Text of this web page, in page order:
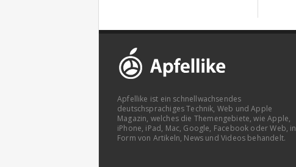
Apfellike ist ein schnellwachsendes
deutschsprachiges Technik, Web und Apple
Magazin, welches die Themengebiete, wie Apple,
iPhone, iPad, Mac, Google, Facebook oder Web, in
Form von Artikeln, News und Videos behandelt.